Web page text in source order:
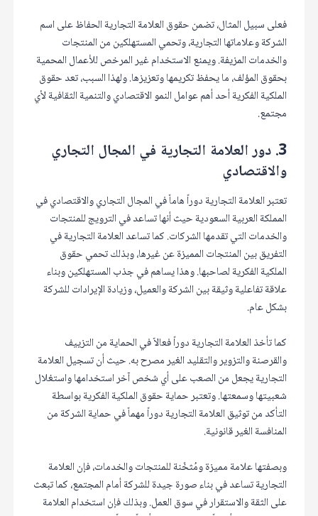
فعلى سبيل المثال، تضمن حقوق العلامة التجارية الحفاظ على اسم
الشركة وعلاماتها التجارية، وتحمي المستهلكين من المنتجات
والخدمات المزيفة. ويمنع الاستخدام غير المرخص للأعمال المحمية
بحقوق المؤلف، ما يحفظ تكريمها وتعزيزها. ولهذا السبب، تعد حقوق
الملكية الفكرية أحد أهم عوامل النمو الاقتصادي والتنمية الثقافية لأي
مجتمع.
3. دور العلامة التجارية في المجال التجاري
والاقتصادي
تعتبر العلامة التجارية دوراً هاماً في المجال التجاري والاقتصادي في
المملكة العربية السعودية حيث أنها تساعد في الترويج للمنتجات
والخدمات التي تقدمها الشركات. كما تساعد العلامة التجارية في
التفريق بين المنتجات المميزة عن غيرها، وبذلك تحمي حقوق
الملكية الفكرية لصاحبها. وهذا يساهم في جذب المستهلكين وبناء
علاقة تفاعلية وثيقة بين الشركة والعميل، وزيادة الإيرادات للشركة
بشكل عام.
كما تأخذ العلامة التجارية دوراً فعالاً في الحماية من التزييف
والقرصنة والتزوير والتقليد الغير مصرح به. حيث أن تسجيل العلامة
التجارية يجعل من الصعب على أي شخص آخر استخدامها واستغلال
شعبيتها وسمعتها. وتعتبر حماية حقوق الملكية الفكرية بواسطة
التأكد من توثيق العلامة التجارية دوراً مهماً في حماية الشركة من
المنافسة الغير قانونية.
وبصفتها علامة مميزة ومُثخّنة للمنتجات والخدمات، فإن العلامة
التجارية تساعد في بناء صورة جيدة للشركة أمام المجتمع، كما تبعث
على الثقة والاستقرار في سوق العمل. وبذلك فإن استخدام العلامة